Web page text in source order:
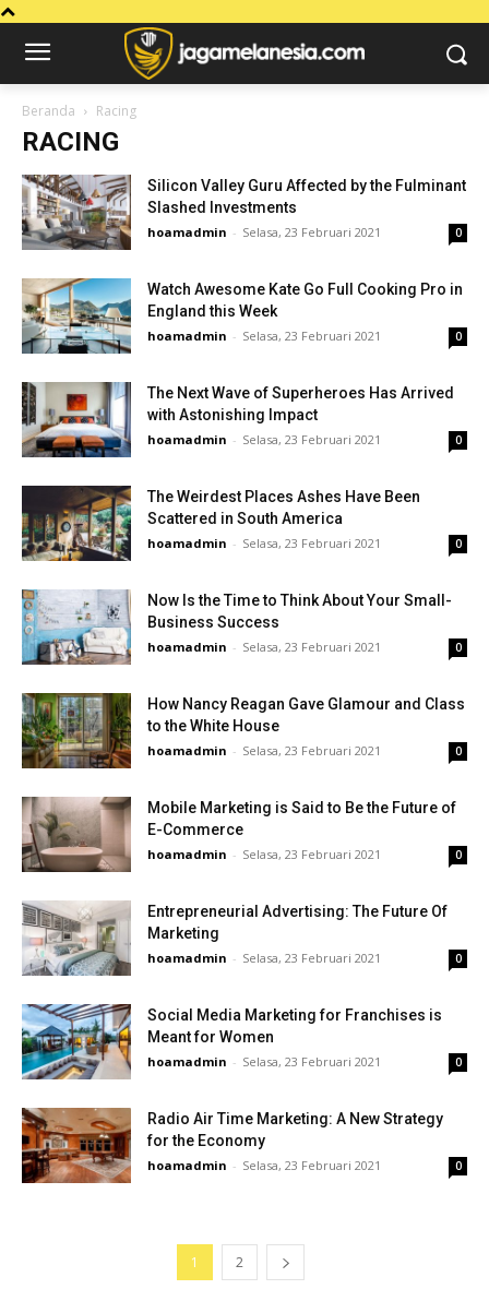
Beranda Racing
RACING
Silicon Valley Guru Affected by the Fulminant
Slashed Investments
hoamadmin - Selasa, 23 Februari 2021 0
Watch Awesome Kate Go Full Cooking Pro in
England this Week
hoamadmin - Selasa, 23 Februari 2021 0
The Next Wave of Superheroes Has Arrived
with Astonishing Impact
hoamadmin - Selasa, 23 Februari 2021 0
The Weirdest Places Ashes Have Been
Scattered in South America
hoamadmin - Selasa, 23 Februari 2021 0
Now Is the Time to Think About Your Small-
Business Success
hoamadmin - Selasa, 23 Februari 2021 0
How Nancy Reagan Gave Glamour and Class
to the White House
hoamadmin - Selasa, 23 Februari 2021 0
Mobile Marketing is Said to Be the Future of
E-Commerce
hoamadmin - Selasa, 23 Februari 2021 0
Entrepreneurial Advertising: The Future Of
Marketing
hoamadmin - Selasa, 23 Februari 2021 0
Social Media Marketing for Franchises is
Meant for Women
hoamadmin - Selasa, 23 Februari 2021 0
Radio Air Time Marketing: A New Strategy
for the Economy
hoamadmin - Selasa, 23 Februari 2021 0
1 2